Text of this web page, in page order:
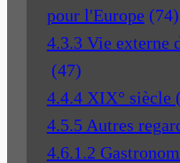
pour l'Europe (74)
4.3.3 Vie externe
(47)
4.4.4 XIX° siècle
4.5.5 Autres
4.6.1.2